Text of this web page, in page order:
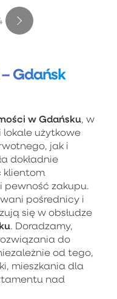
Gdańsk
w Gdańsku, w
lokale użytkowe
jak i
dokładnie
klientom
pewność zakupu.
pośrednicy i
się w obsłudze
. Doradzamy,
do
od tego,
mieszkania dla
nad